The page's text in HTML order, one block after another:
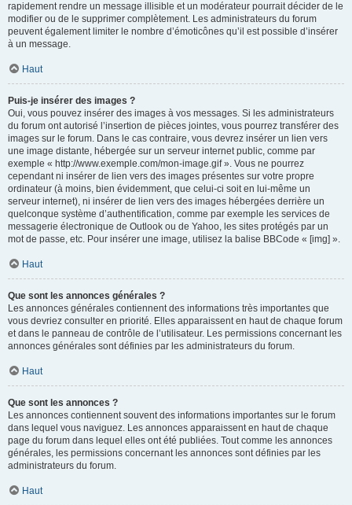
rapidement rendre un message illisible et un modérateur pourrait décider de le
modifier ou de le supprimer complètement. Les administrateurs du forum
peuvent également limiter le nombre d’émoticônes qu’il est possible d’insérer
à un message.
Haut
Puis-je insérer des images ?
Oui, vous pouvez insérer des images à vos messages. Si les administrateurs
du forum ont autorisé l’insertion de pièces jointes, vous pourrez transférer des
images sur le forum. Dans le cas contraire, vous devrez insérer un lien vers
une image distante, hébergée sur un serveur internet public, comme par
exemple « http://www.exemple.com/mon-image.gif ». Vous ne pourrez
cependant ni insérer de lien vers des images présentes sur votre propre
ordinateur (à moins, bien évidemment, que celui-ci soit en lui-même un
serveur internet), ni insérer de lien vers des images hébergées derrière un
quelconque système d’authentification, comme par exemple les services de
messagerie électronique de Outlook ou de Yahoo, les sites protégés par un
mot de passe, etc. Pour insérer une image, utilisez la balise BBCode « [img] ».
Haut
Que sont les annonces générales ?
Les annonces générales contiennent des informations très importantes que
vous devriez consulter en priorité. Elles apparaissent en haut de chaque forum
et dans le panneau de contrôle de l’utilisateur. Les permissions concernant les
annonces générales sont définies par les administrateurs du forum.
Haut
Que sont les annonces ?
Les annonces contiennent souvent des informations importantes sur le forum
dans lequel vous naviguez. Les annonces apparaissent en haut de chaque
page du forum dans lequel elles ont été publiées. Tout comme les annonces
générales, les permissions concernant les annonces sont définies par les
administrateurs du forum.
Haut